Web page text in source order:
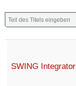
SWING Integrator